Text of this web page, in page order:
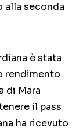
alla seconda
è stata
rendimento
di Mara
il pass
ha ricevuto